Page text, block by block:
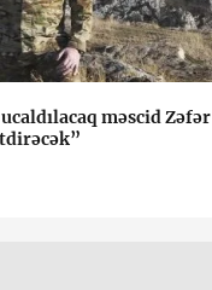
məscid Zəfər